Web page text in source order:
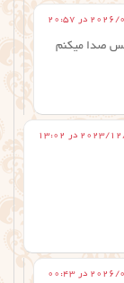
در 20:57
صدا میکنم
12/31 در 13:02
در 00:43